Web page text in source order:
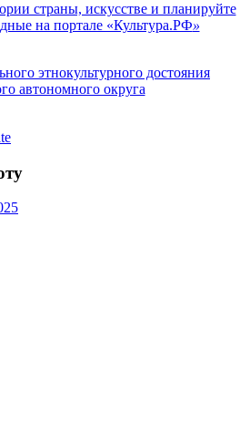
страны, искусстве и планируйте
на портале «Культура.РФ»
этнокультурного достояния
автономного округа